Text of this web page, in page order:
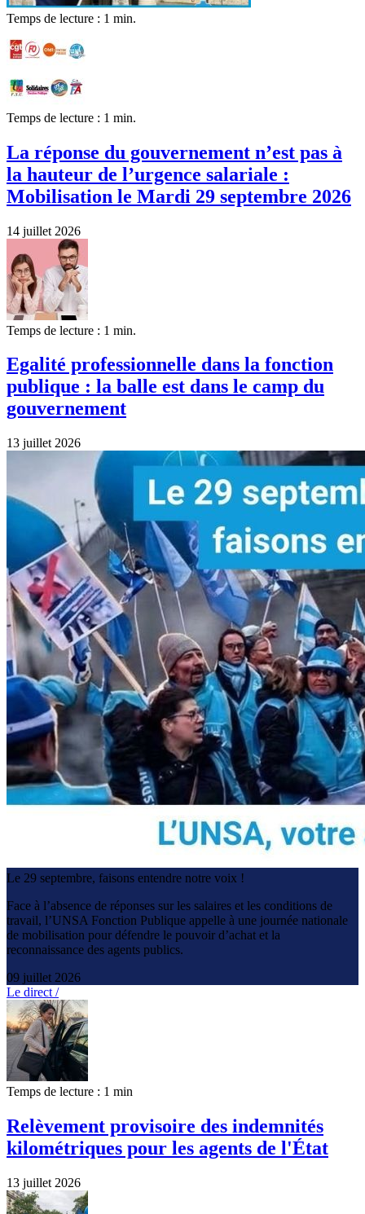
Temps de lecture : 1 min.
Temps de lecture : 1 min.
La réponse du gouvernement n’est pas à
la hauteur de l’urgence salariale :
Mobilisation le Mardi 29 septembre 2026
14 juillet 2026
Temps de lecture : 1 min.
Egalité professionnelle dans la fonction
publique : la balle est dans le camp du
gouvernement
13 juillet 2026
Le 29 septembre, faisons entendre notre voix !
Face à l’absence de réponses sur les salaires et les conditions de
travail, l’UNSA Fonction Publique appelle à une journée nationale
de mobilisation pour défendre le pouvoir d’achat et la
reconnaissance des agents publics.
09 juillet 2026
Le direct /
Temps de lecture : 1 min
Relèvement provisoire des indemnités
kilométriques pour les agents de l'État
13 juillet 2026